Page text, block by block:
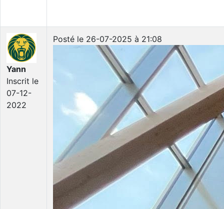
Yann
Inscrit le
07-12-
2022
Posté le 26-07-2025 à 21:08